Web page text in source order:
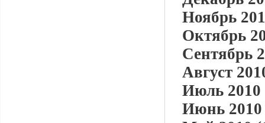
Ноябрь
Октябрь
Сентябрь
Август
Июль 2010
Июнь 2010